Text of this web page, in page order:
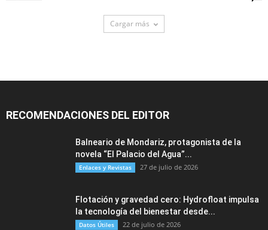
Cargar más
RECOMENDACIONES DEL EDITOR
Balneario de Mondariz, protagonista de la
novela “El Palacio del Agua”...
Enlaces y Revistas 27 de julio de 2026
Flotación y gravedad cero: Hydrofloat impulsa
la tecnología del bienestar desde...
Datos Útiles 22 de julio de 2026